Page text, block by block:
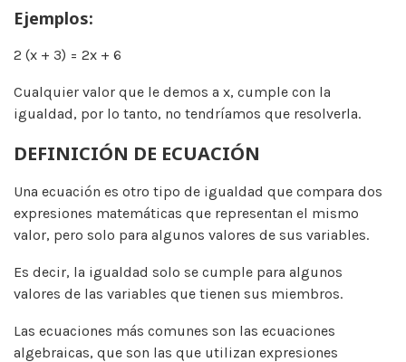
Ejemplos:
2 (x + 3) = 2x + 6
Cualquier valor que le demos a x, cumple con la
igualdad, por lo tanto, no tendríamos que resolverla.
DEFINICIÓN DE ECUACIÓN
Una ecuación es otro tipo de igualdad que compara dos
expresiones matemáticas que representan el mismo
valor, pero solo para algunos valores de sus variables.
Es decir, la igualdad solo se cumple para algunos
valores de las variables que tienen sus miembros.
Las ecuaciones más comunes son las ecuaciones
algebraicas, que son las que utilizan expresiones